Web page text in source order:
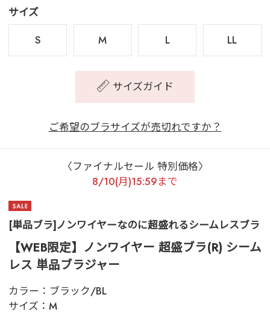
サイズ
S
M L LL
サイズガイド
ご希望のブラサイズが売切れですか？
〈ファイナルセール 特別価格〉
8/10(月)15:59まで
[単品ブラ]ノンワイヤーなのに超盛れるシームレスブラ
【WEB限定】ノンワイヤー 超盛ブラ(R) シーム
レス 単品ブラジャー
カラー： ブラック/BL
サイズ： M